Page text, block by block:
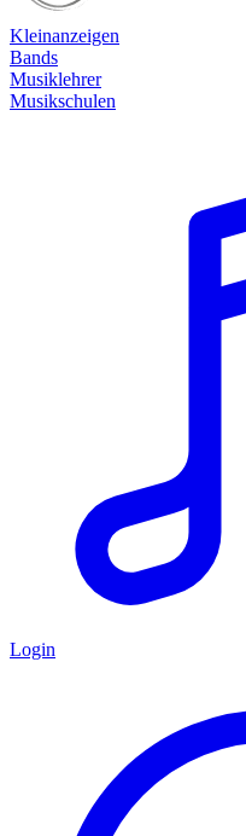
Kleinanzeigen
Bands
Musiklehrer
Musikschulen
Login